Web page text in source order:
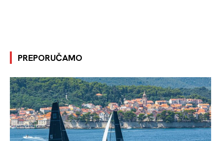
PREPORUČAMO